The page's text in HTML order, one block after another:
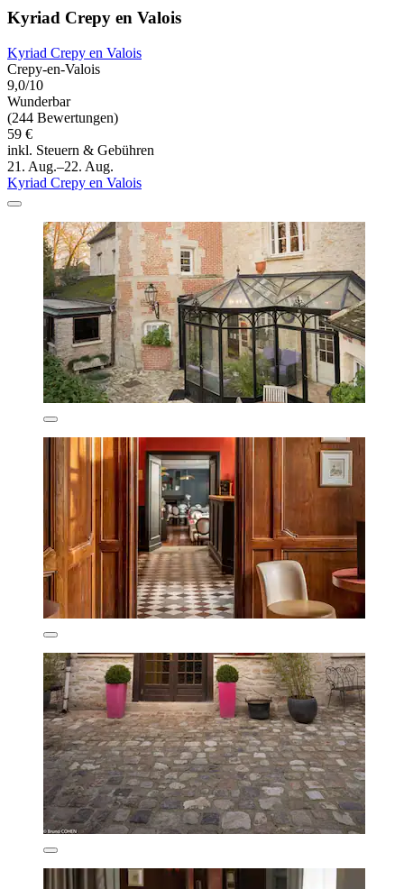
Kyriad Crepy en Valois
Kyriad Crepy en Valois
Crepy-en-Valois
9,0/10
Wunderbar
(244 Bewertungen)
59 €
inkl. Steuern & Gebühren
21. Aug.–22. Aug.
Kyriad Crepy en Valois